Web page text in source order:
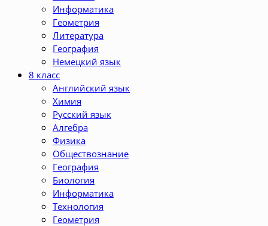
Информатика
Геометрия
Литература
География
Немецкий язык
8 класс
Английский язык
Химия
Русский язык
Алгебра
Физика
Обществознание
География
Биология
Информатика
Технология
Геометрия